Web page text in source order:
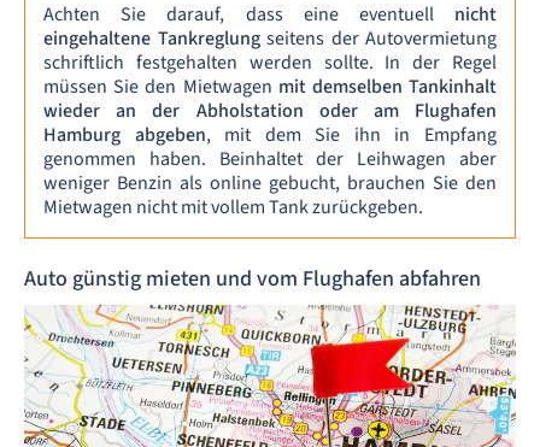
Achten Sie darauf, dass eine eventuell nicht
eingehaltene Tankreglungseitens der Autovermietung
schriftlich festgehalten werden sollte. In der Regel
müssen Sie den Mietwagen mit demselben Tankinhalt
wieder an der Abholstation oder am Flughafen
Hamburg abgeben, mit dem Sie ihn in Empfang
genommen haben. Beinhaltet der Leihwagen aber
weniger Benzin als online gebucht, brauchen Sie den
Mietwagen nicht mit vollem Tank zurückgeben.
Auto günstig mieten und vom Flughafen abfahren